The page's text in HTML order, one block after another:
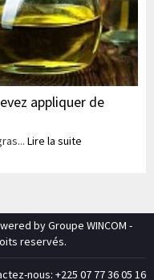
appliquer de
Lire la suite
by Groupe WINCOM -
reservés.
nous: +225 07 77 36 05 16